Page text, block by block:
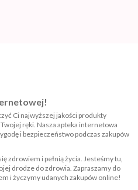
Ci najwyższej jakości produkty
ręki. Nasza apteka internetowa
i bezpieczeństwo podczas zakupów
zdrowiem i pełnią życia. Jesteśmy tu,
drodze do zdrowia. Zapraszamy do
i życzymy udanych zakupów online!